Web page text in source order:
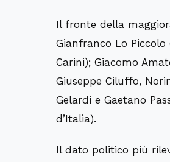
Il fronte della
Gianfranco Lo Piccolo
Carini); Giacomo
Giuseppe Ciluffo,
Gelardi e Gaetano
d’Italia).
Il dato politico più